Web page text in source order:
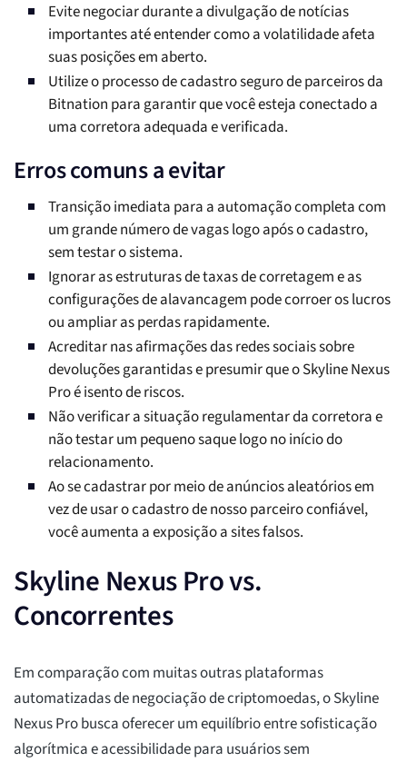
Evite negociar durante a divulgação de notícias
importantes até entender como a volatilidade afeta
suas posições em aberto.
Utilize o processo de cadastro seguro de parceiros da
Bitnation para garantir que você esteja conectado a
uma corretora adequada e verificada.
Erros comuns a evitar
Transição imediata para a automação completa com
um grande número de vagas logo após o cadastro,
sem testar o sistema.
Ignorar as estruturas de taxas de corretagem e as
configurações de alavancagem pode corroer os lucros
ou ampliar as perdas rapidamente.
Acreditar nas afirmações das redes sociais sobre
devoluções garantidas e presumir que o Skyline Nexus
Pro é isento de riscos.
Não verificar a situação regulamentar da corretora e
não testar um pequeno saque logo no início do
relacionamento.
Ao se cadastrar por meio de anúncios aleatórios em
vez de usar o cadastro de nosso parceiro confiável,
você aumenta a exposição a sites falsos.
Skyline Nexus Pro vs.
Concorrentes
Em comparação com muitas outras plataformas
automatizadas de negociação de criptomoedas, o Skyline
Nexus Pro busca oferecer um equilíbrio entre sofisticação
algorítmica e acessibilidade para usuários sem